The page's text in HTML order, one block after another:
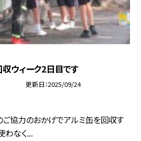
収ウィーク2日目です
更新日 2025/09/24
ご協力のおかげでアルミ缶を回収す
わなく...